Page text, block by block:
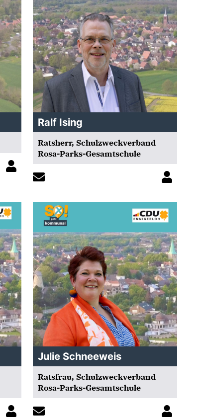
Ralf Ising
Ratsherr, Schulzweckverband
Rosa-Parks-Gesamtschule
Julie Schneeweis
Ratsfrau, Schulzweckverband
Rosa-Parks-Gesamtschule